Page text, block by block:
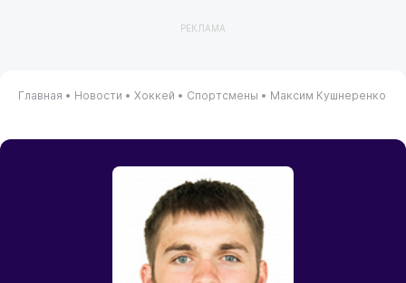
РЕКЛАМА
Главная • Новости • Хоккей • Спортсмены • Максим Кушнеренко